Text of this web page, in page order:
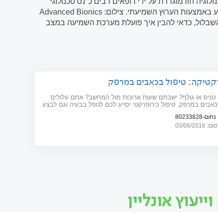
וכאחת מפריצות הדרך המשמעותיות ביותר במאה האחרונה. קושי בקליטת מידע באמצעות הערוץ השמיעתי. צילום: Advanced Bionics
כדאי להבין איך פועלת מערכת השמיעה במצב
טיפול בכאבים במרפק
או גולף? ישבתם שעות ארוכות מול המחשב? אתם עלולים
במרפק. טיפול כירופרקטי יסייע לכם לטפל בבעיה וגם לבצע
80233828
2016
אונליין